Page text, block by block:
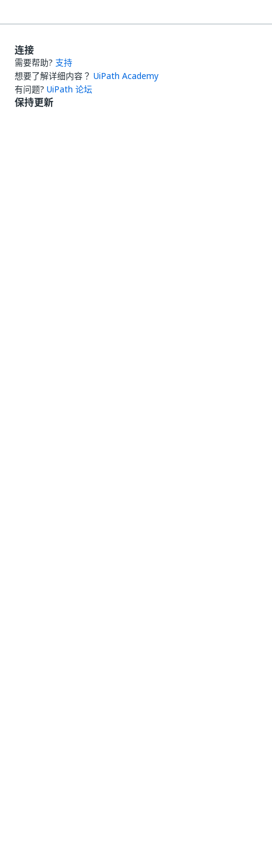
连接
需要帮助? 支持
想要了解详细内容？ UiPath Academy
有问题? UiPath 论坛
保持更新